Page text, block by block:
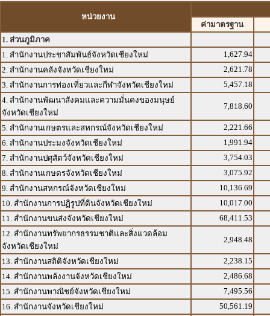
หน่วยงาน
ค่ามาตรฐาน
1. ส่วนภูมิภาค
1. สำนักงานประชาสัมพันธ์จังหวัดเชียงใหม่
1,627.94
2. สำนักงานคลังจังหวัดเชียงใหม่
2,621.78
3. สำนักงานการท่องเที่ยวและกีฬาจังหวัดเชียงใหม่
5,457.18
4. สำนักงานพัฒนาสังคมและความมั่นคงของมนุษย์
จังหวัดเชียงใหม่
7,818.60
5. สำนักงานเกษตรและสหกรณ์จังหวัดเชียงใหม่
2,221.66
6. สำนักงานประมงจังหวัดเชียงใหม่
1,991.94
7. สำนักงานปศุสัตว์จังหวัดเชียงใหม่
3,754.03
8. สำนักงานเกษตรจังหวัดเชียงใหม่
3,075.92
9. สำนักงานสหกรณ์จังหวัดเชียงใหม่
10,136.69
10. สำนักงานการปฏิรูปที่ดินจังหวัดเชียงใหม่
10,017.00
11. สำนักงานขนส่งจังหวัดเชียงใหม่
68,411.53
12. สำนักงานทรัพยากรธรรมชาติและสิ่งแวดล้อม
จังหวัดเชียงใหม่
2,948.48
13. สำนักงานสถิติจังหวัดเชียงใหม่
2,238.15
14. สำนักงานพลังงานจังหวัดเชียงใหม่
2,486.68
15. สำนักงานพาณิชย์จังหวัดเชียงใหม่
7,495.56
16. สำนักงานจังหวัดเชียงใหม่
50,561.19